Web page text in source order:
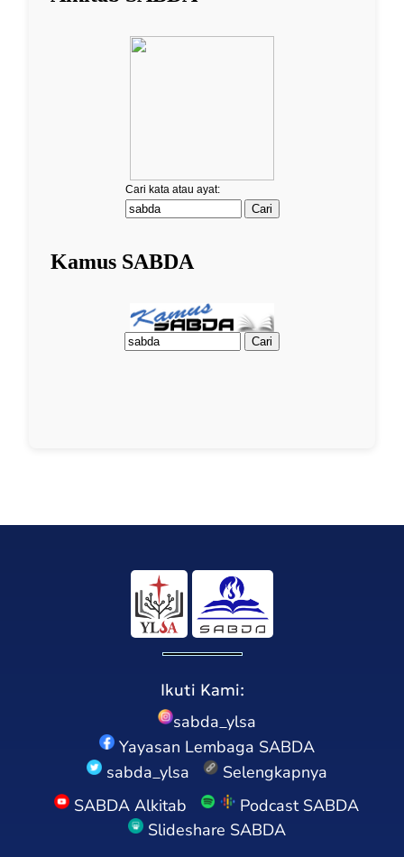
Ikuti Kami:
sabda_ylsa
Yayasan Lembaga SABDA
sabda_ylsa
Selengkapnya
SABDA Alkitab
Podcast SABDA
Slideshare SABDA